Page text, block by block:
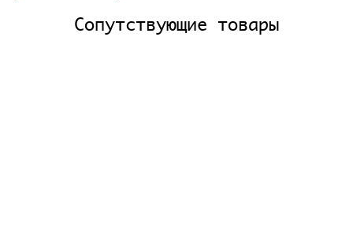
Сопутствующие товары